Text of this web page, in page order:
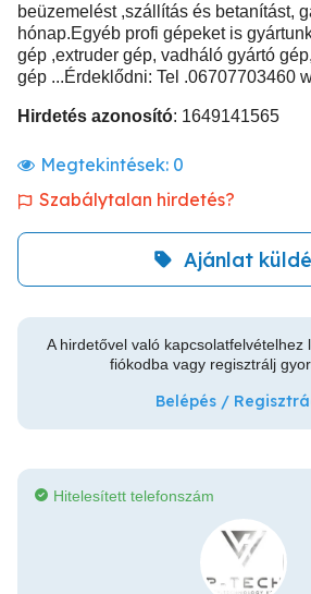
beüzemelést ,szállítás és betanítást,
hónap.Egyéb profi gépeket is
gép ,extruder gép, vadháló gyártó
gép ...Érdeklődni: Tel .06707703460
Hirdetés azonosító: 1649141565
Megtekintések: 0
Szabálytalan hirdetés?
Ajánlat
A hirdetővel való kapcsolatfelvételhez
fiókodba vagy regisztrálj
Belépés /
Hitelesített telefonszám